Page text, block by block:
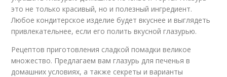
это не только красивый, но и полезный ингредиент.
Любое кондитерское изделие будет вкуснее и выглядеть
привлекательнее, если его полить вкусной глазурью.
Рецептов приготовления сладкой помадки великое
множество. Предлагаем вам глазурь для печенья в
домашних условиях, а также секреты и варианты